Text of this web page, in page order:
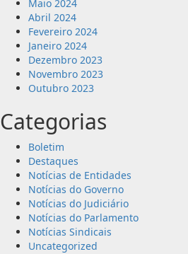
Maio 2024
Abril 2024
Fevereiro 2024
Janeiro 2024
Dezembro 2023
Novembro 2023
Outubro 2023
Categorias
Boletim
Destaques
Notícias de Entidades
Notícias do Governo
Notícias do Judiciário
Notícias do Parlamento
Notícias Sindicais
Uncategorized